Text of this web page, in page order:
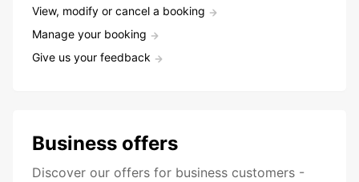
View, modify or cancel a booking
Manage your booking
Give us your feedback
Business offers
Discover our offers for business customers -